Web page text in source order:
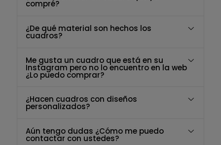
compré?
¿De qué material son hechos los
cuadros?
Me gusta un cuadro que está en su
Instagram pero no lo encuentro en la web
¿Lo puedo comprar?
¿Hacen cuadros con diseños
personalizados?
Aún tengo dudas ¿Cómo me puedo
contactar con ustedes?